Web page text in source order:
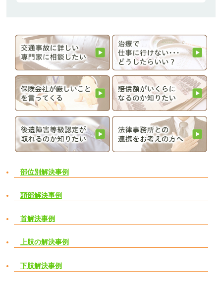
部位別解決事例
頭部解決事例
首解決事例
上肢の解決事例
下肢解決事例